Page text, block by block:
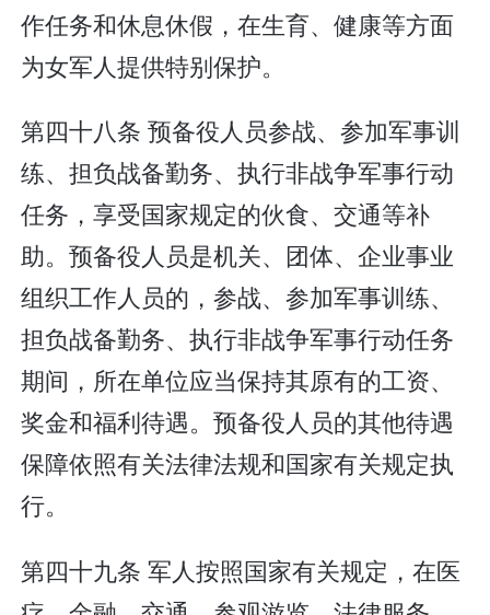
作任务和休息休假，在生育、健康等方面
为女军人提供特别保护。
第四十八条 预备役人员参战、参加军事训
练、担负战备勤务、执行非战争军事行动
任务，享受国家规定的伙食、交通等补
助。预备役人员是机关、团体、企业事业
组织工作人员的，参战、参加军事训练、
担负战备勤务、执行非战争军事行动任务
期间，所在单位应当保持其原有的工资、
奖金和福利待遇。预备役人员的其他待遇
保障依照有关法律法规和国家有关规定执
行。
第四十九条 军人按照国家有关规定，在医